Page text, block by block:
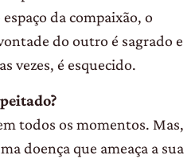
da compaixão, o
do outro é sagrado e
vezes, é esquecido.
todos os momentos. Mas,
doença que ameaça a sua